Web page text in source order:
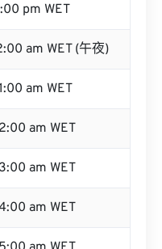
pm WET
am WET (午夜)
am WET
am WET
am WET
am WET